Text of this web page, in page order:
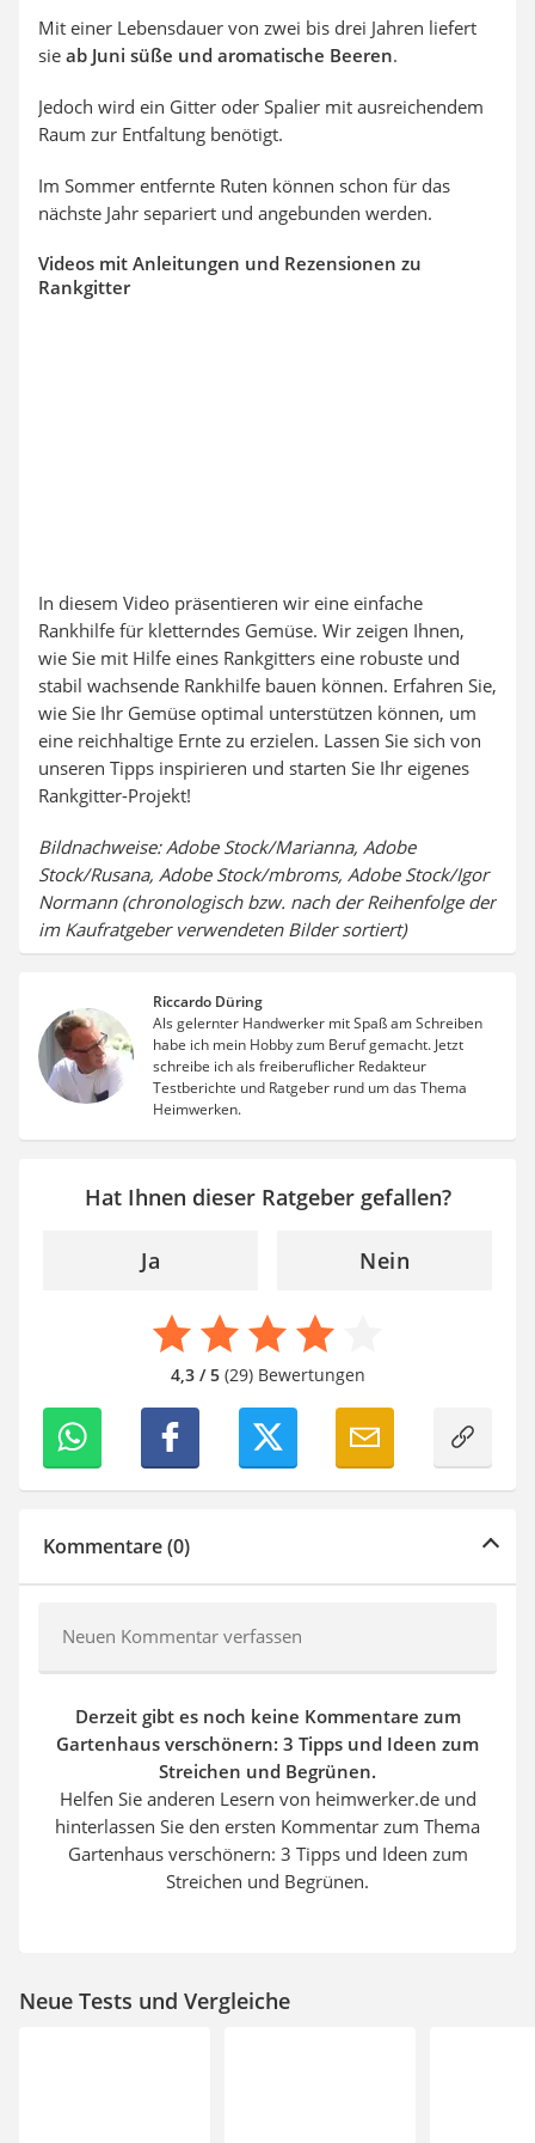
Mit einer Lebensdauer von zwei bis drei Jahren liefert
sie ab Juni süße und aromatische Beeren.
Jedoch wird ein Gitter oder Spalier mit ausreichendem
Raum zur Entfaltung benötigt.
Im Sommer entfernte Ruten können schon für das
nächste Jahr separiert und angebunden werden.
Videos mit Anleitungen und Rezensionen zu
Rankgitter
In diesem Video präsentieren wir eine einfache
Rankhilfe für kletterndes Gemüse. Wir zeigen Ihnen,
wie Sie mit Hilfe eines Rankgitters eine robuste und
stabil wachsende Rankhilfe bauen können. Erfahren Sie,
wie Sie Ihr Gemüse optimal unterstützen können, um
eine reichhaltige Ernte zu erzielen. Lassen Sie sich von
unseren Tipps inspirieren und starten Sie Ihr eigenes
Rankgitter-Projekt!
Bildnachweise: Adobe Stock/Marianna, Adobe
Stock/Rusana, Adobe Stock/mbroms, Adobe Stock/Igor
Normann (chronologisch bzw. nach der Reihenfolge der
im Kaufratgeber verwendeten Bilder sortiert)
Riccardo Düring
Als gelernter Handwerker mit Spaß am Schreiben
habe ich mein Hobby zum Beruf gemacht. Jetzt
schreibe ich als freiberuflicher Redakteur
Testberichte und Ratgeber rund um das Thema
Heimwerken.
Hat Ihnen dieser Ratgeber gefallen?
Ja Nein
4,3 / 5(29) Bewertungen
Kommentare (0)
Neuen Kommentar verfassen
Derzeit gibt es noch keine Kommentare zum
Gartenhaus verschönern: 3 Tipps und Ideen zum
Streichen und Begrünen.
Helfen Sie anderen Lesern von heimwerker.de und
hinterlassen Sie den ersten Kommentar zum Thema
Gartenhaus verschönern: 3 Tipps und Ideen zum
Streichen und Begrünen.
Neue Tests und Vergleiche